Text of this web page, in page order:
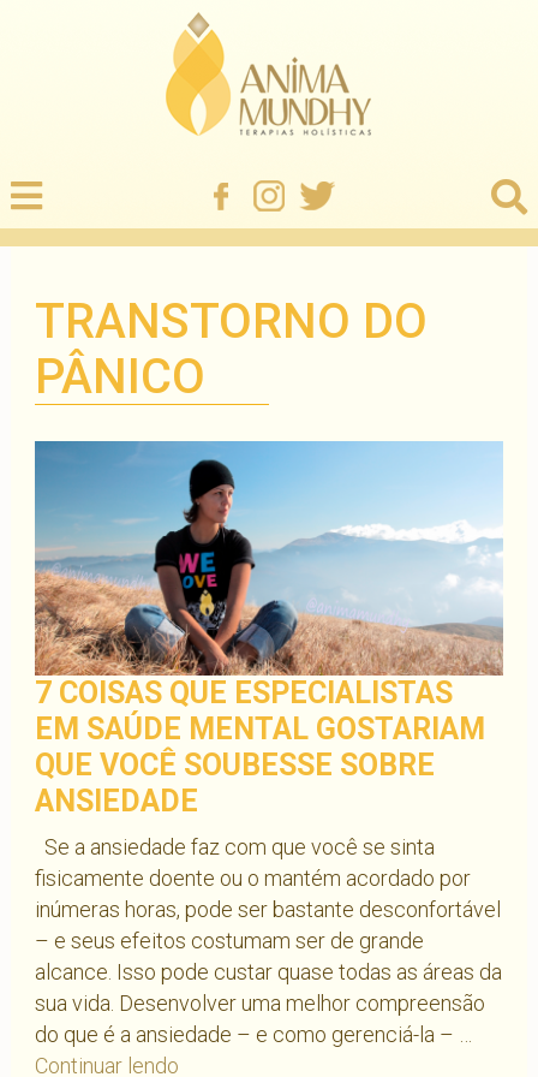
TRANSTORNO DO
PÂNICO
7 COISAS QUE ESPECIALISTAS
EM SAÚDE MENTAL GOSTARIAM
QUE VOCÊ SOUBESSE SOBRE
ANSIEDADE
Se a ansiedade faz com que você se sinta
fisicamente doente ou o mantém acordado por
inúmeras horas, pode ser bastante desconfortável
– e seus efeitos costumam ser de grande
alcance. Isso pode custar quase todas as áreas da
sua vida. Desenvolver uma melhor compreensão
do que é a ansiedade – e como gerenciá-la – …
Continuar lendo7